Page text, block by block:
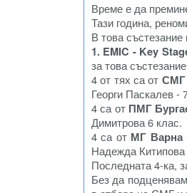
Време е да
Тази година,
В това
1. EMIC - Key
за това
4 от тях са от СМГ
Георги Паскалев -
4 са от ПМГ
Димитрова 6 клас.
4 са от МГ Варна
Надежда Китипова
Последната 4-ка,
Без да